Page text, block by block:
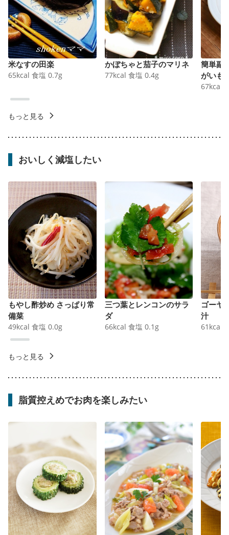
米なすの田楽
65kcal 食塩 0.7g
かぼちゃと茄子のマリネ
77kcal 食塩 0.4g
簡単副
がいも
67kcal
もっと見る
おいしく減塩したい
もやし酢炒め さっぱり常
備菜
49kcal 食塩 0.0g
三つ葉とレンコンのサラ
ダ
66kcal 食塩 0.1 g
ゴーヤ
汁
61 kcal
もっと見る
脂質控えめでお肉を楽しみたい